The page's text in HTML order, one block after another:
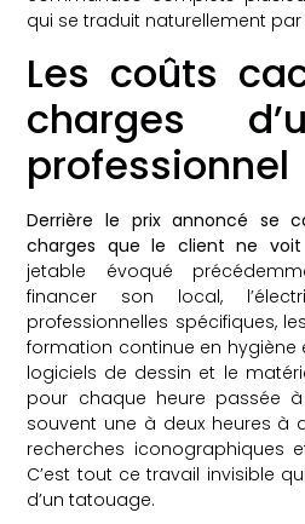
qui se traduit naturellement
Les coûts
charges
professionnel
Derrière le prix annoncé se
charges que le client ne voit
jetable évoqué
financer son local,
professionnelles spécifiques,
formation continue en hygiène
logiciels de dessin et le
pour chaque heure passée à
souvent une à deux heures à
recherches iconographiques
C’est tout ce travail invisible
d’un tatouage.